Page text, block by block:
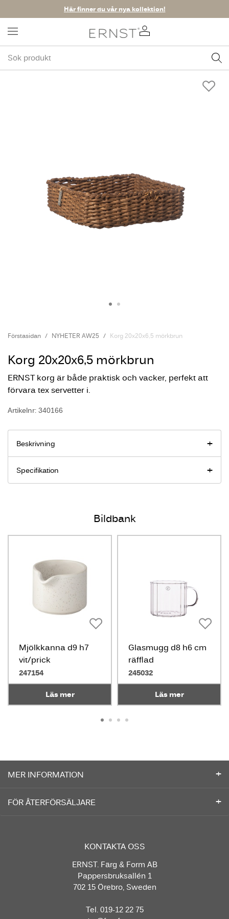
Här finner du vår nya kollektion!
Förstasidan NYHETER AW25 Korg 20x20x6,5 mörkbrun
Korg 20x20x6,5 mörkbrun
ERNST korg är både praktisk och vacker, perfekt att
förvara tex servetter i.
Artikelnr: 340166
Beskrivning
Specifikation
Bildbank
Mjölkkanna d9 h7
vit/prick
247154
Läs mer
Glasmugg d8 h6 cm
räfflad
245032
Läs mer
MER INFORMATION
FÖR ÅTERFÖRSÄLJARE
KONTAKTA OSS
ERNST. Färg & Form AB
Pappersbruksallén 1
702 15 Örebro, Sweden
Tel. 019-12 22 75